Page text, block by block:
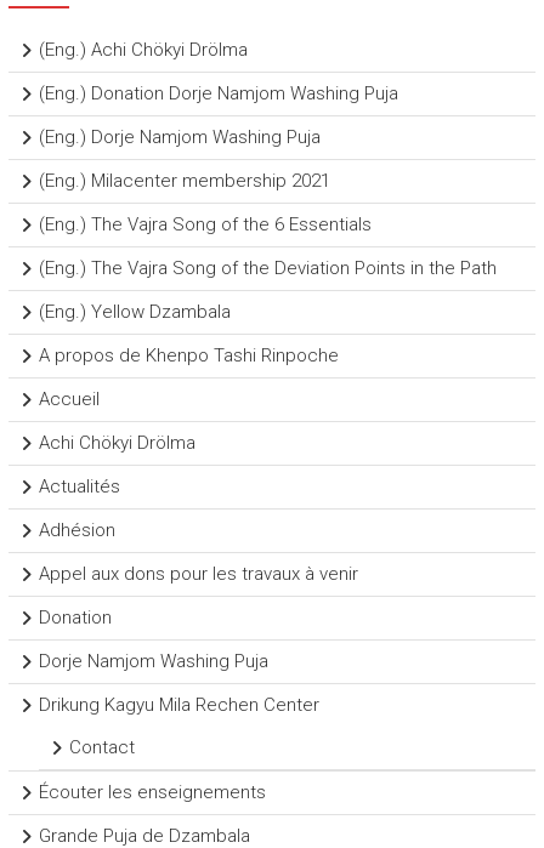
(Eng.) Achi Chökyi Drölma
(Eng.) Donation Dorje Namjom Washing Puja
(Eng.) Dorje Namjom Washing Puja
(Eng.) Milacenter membership 2021
(Eng.) The Vajra Song of the 6 Essentials
(Eng.) The Vajra Song of the Deviation Points in the Path
(Eng.) Yellow Dzambala
A propos de Khenpo Tashi Rinpoche
Accueil
Achi Chökyi Drölma
Actualités
Adhésion
Appel aux dons pour les travaux à venir
Donation
Dorje Namjom Washing Puja
Drikung Kagyu Mila Rechen Center
Contact
Écouter les enseignements
Grande Puja de Dzambala